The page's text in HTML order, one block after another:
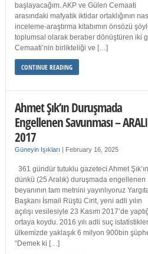
başlayacağım. AKP ve Gülen Cemaati
arasındaki mafyatik iktidar ortaklığının
inceleme-araştırma kitabımın önsözü
toplumsal olarak beraber dönüştüren iki
Cemaati’nin birlikteliği ve […]
CONTINUE READING
Ahmet Şık’ın Duruşmada
Engellenen Savunması –
2017
Güneyin Işıkları | February 16, 2025
361 gündür tutuklu gazeteci Ahmet Şık’ın
dünkü (25 Aralık) duruşmada engellenen
beyanının tam metnini yayınlıyoruz
Başkanı İsmail Rüştü Cirit, yeni adli yılın
açılışı vesilesiyle 23 Kasım 2017’de
ortaya koydu. 2016 yılı adli suç
ülkemizde yaklaşık 6 milyon 900bin
“Demek ki […]